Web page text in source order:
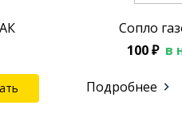
Сопло
100 ₽ в
Подробнее